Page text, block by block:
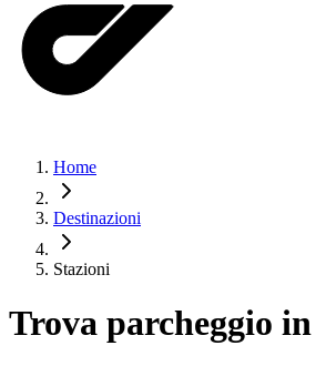
Home
Destinazioni
Stazioni
Trova parcheggio